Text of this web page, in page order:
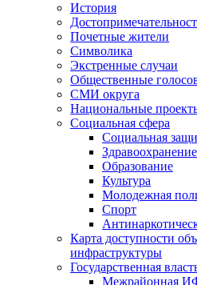
История
Почетные жители
Символика
Экстренные случаи
Общественные
СМИ округа
Национальные
Социальная сфера
Социальная
Здравоохранение
Образование
Культура
Молодежная
Спорт
Карта доступности
инфраструктуры
Государственная
Межрайонная